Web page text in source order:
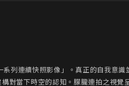
列連續快照影像」。真正的自我意識
對當下時空的認知。朦朧連拍之視覺